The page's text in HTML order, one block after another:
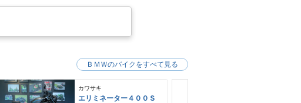
カワサキ
エリミネーター４００Ｓ
ＢＭＷのバイクをすべて見る